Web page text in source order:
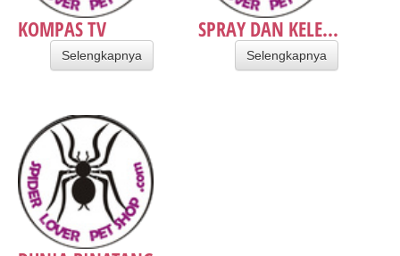
KOMPAS TV
Selengkapnya
SPRAY DAN KELE...
Selengkapnya